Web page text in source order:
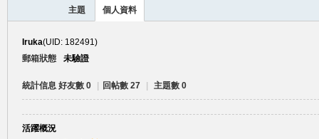
主題 個人資料
Iruka(UID: 182491)
郵箱狀態
未驗證
統計信息 好友數 0 回帖數 27 主題數 0
活躍概況